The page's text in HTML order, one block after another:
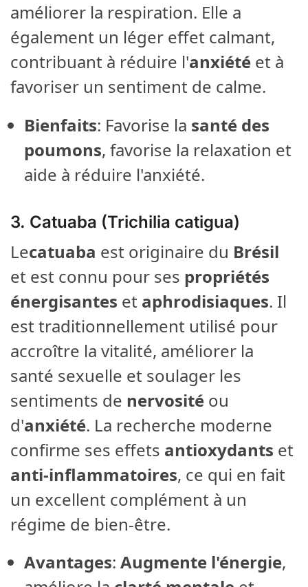
améliorer la respiration. Elle a
également un léger effet calmant,
contribuant à réduire l'anxiété et à
favoriser un sentiment de calme.
Bienfaits: Favorise la santé des
poumons, favorise la relaxation et
aide à réduire l'anxiété.
3. Catuaba (Trichilia catigua)
Lecatuaba est originaire du Brésil
et est connu pour ses propriétés
énergisantes et aphrodisiaques. Il
est traditionnellement utilisé pour
accroître la vitalité, améliorer la
santé sexuelle et soulager les
sentiments de nervosité ou
d'anxiété. La recherche moderne
confirme ses effets antioxydants et
anti-inflammatoires, ce qui en fait
un excellent complément à un
régime de bien-être.
Avantages: Augmente l'énergie,